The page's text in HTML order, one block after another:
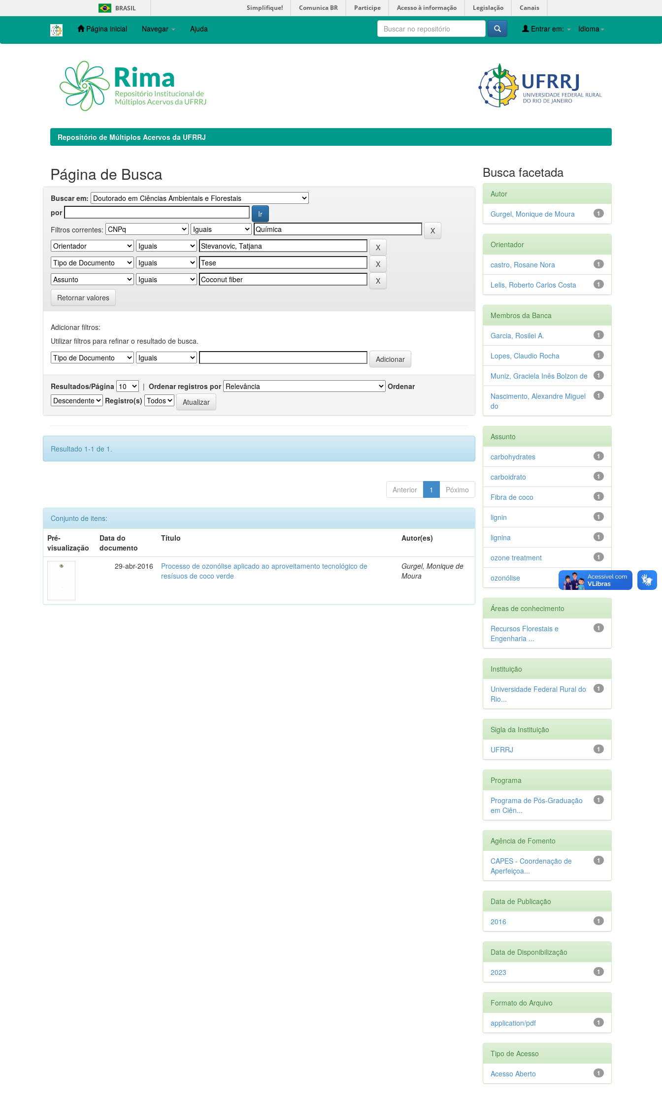
navigation
BRASIL Simplifique! Comunica BR Participe Acesso à informação Legislação Canais
Página inicial Navegar Ajuda Idioma
Entrar em:
Repositório de Múltiplos Acervos da UFRRJ
Página de Busca
Buscar em:
por
Filtros correntes:
Retornar valores
Adicionar filtros:
Utilizar filtros para refinar o resultado de busca.
Resultados/Página | Ordenar registros por
Ordenar
Registro(s)
Resultado 1-1 de 1.
Anterior 1 Póximo
Conjunto de itens:
Pré-
visualização
Data do
documento
Título Autor(es)
29-abr-2016
Processo de ozonólise aplicado ao aproveitamento tecnológico de
resísuos de coco verde
Gurgel, Monique de
Moura
Busca facetada
Autor
1
Gurgel, Monique de Moura
Orientador
1
castro, Rosane Nora
1
Lelis, Roberto Carlos Costa
Membros da Banca
1
Garcia, Rosilei A.
1
Lopes, Claudio Rocha
1
Muniz, Graciela Inês Bolzon de
1
Nascimento, Alexandre Miguel
do
Assunto
1
carbohydrates
1
carboidrato
1
Fibra de coco
1
lignin
1
lignina
1
ozone treatment
1
ozonólise
Áreas de conhecimento
1
Recursos Florestais e
Engenharia ...
Instituição
1
Universidade Federal Rural do
Rio...
Sigla da Instituição
1
UFRRJ
Programa
1
Programa de Pós-Graduação
em Ciên...
Agência de Fomento
1
CAPES - Coordenação de
Aperfeiçoa...
Data de Publicação
1
2016
Data de Disponibilização
1
2023
Formato do Arquivo
1
application/pdf
Tipo de Acesso
1
Acesso Aberto